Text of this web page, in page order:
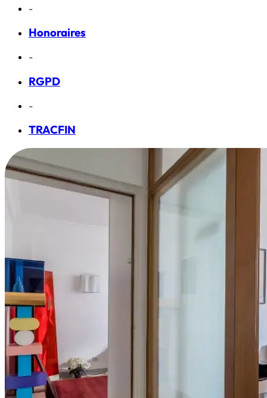
-
Honoraires
-
RGPD
-
TRACFIN